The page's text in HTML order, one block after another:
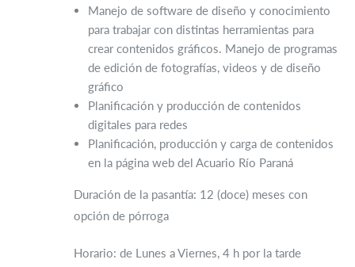
Manejo de software de diseño y conocimiento
para trabajar con distintas herramientas para
crear contenidos gráficos. Manejo de programas
de edición de fotografías, videos y de diseño
gráfico
Planificación y producción de contenidos
digitales para redes
Planificación, producción y carga de contenidos
en la página web del Acuario Río Paraná
Duración de la pasantía: 12 (doce) meses con
opción de pórroga
Horario: de Lunes a Viernes, 4 h por la tarde